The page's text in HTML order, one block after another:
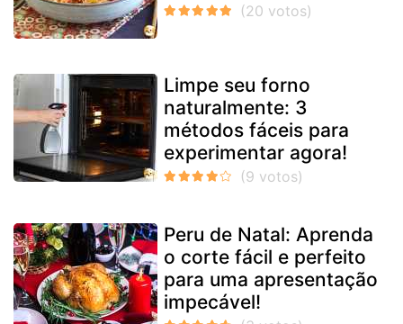
Limpe seu forno
naturalmente: 3
métodos fáceis para
experimentar agora!
Peru de Natal: Aprenda
o corte fácil e perfeito
para uma apresentação
impecável!